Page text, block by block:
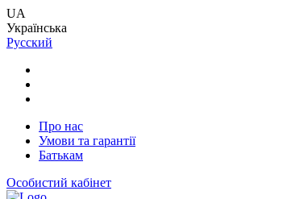
UA
Українська
Русский
Про нас
Умови та гарантії
Батькам
Особистий кабінет